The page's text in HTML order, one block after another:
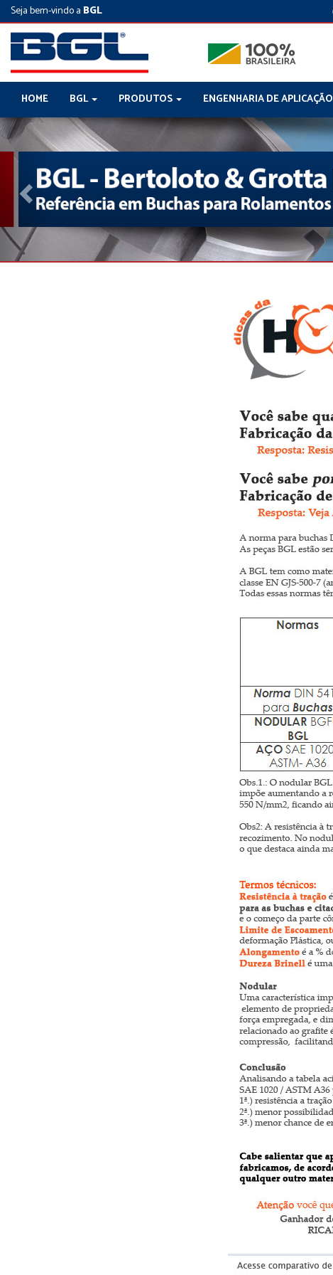
Seja bem-vindo a BGL
HOME BGL PRODUTOS ENGENHARIA DE APLICAÇÃO
Previous